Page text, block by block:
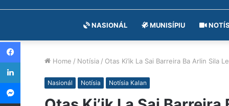
NASIONÁL MUNISÍPIU
Home / Notísia / Otas Ki’ik La Sai Barreira Ba Arlin Sila
Nasionál Notísia Notísia Kalan
Facebook
LinkedIn
Messenger